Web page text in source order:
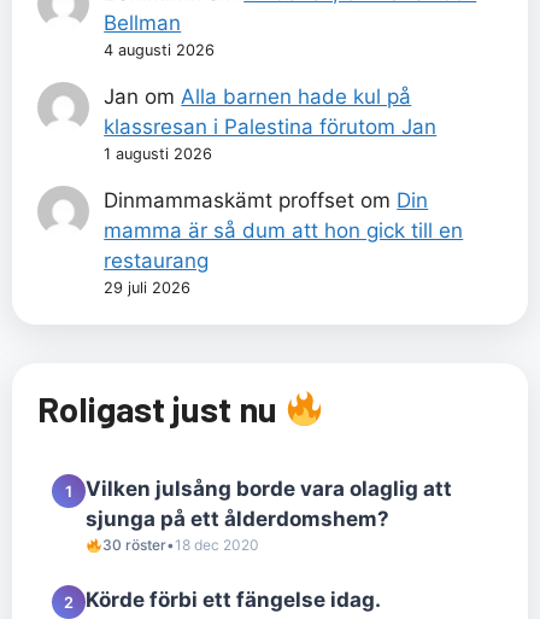
Bellman
4 augusti 2026
Jan om Alla barnen hade kul på
klassresan i Palestina förutom Jan
1 augusti 2026
Dinmammaskämt proffset om Din
mamma är så dum att hon gick till en
restaurang
29 juli 2026
Roligast just nu
1
Vilken julsång borde vara olaglig att
sjunga på ett ålderdomshem?
30 röster•18 dec 2020
2 Körde förbi ett fängelse idag.